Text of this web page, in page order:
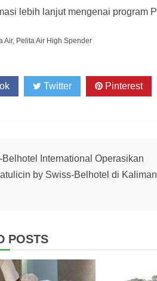
lebih lanjut mengenai program
Air, Pelita Air High Spender
Twitter Pinterest
Belhotel International Operasikan
by Swiss-Belhotel di
POSTS